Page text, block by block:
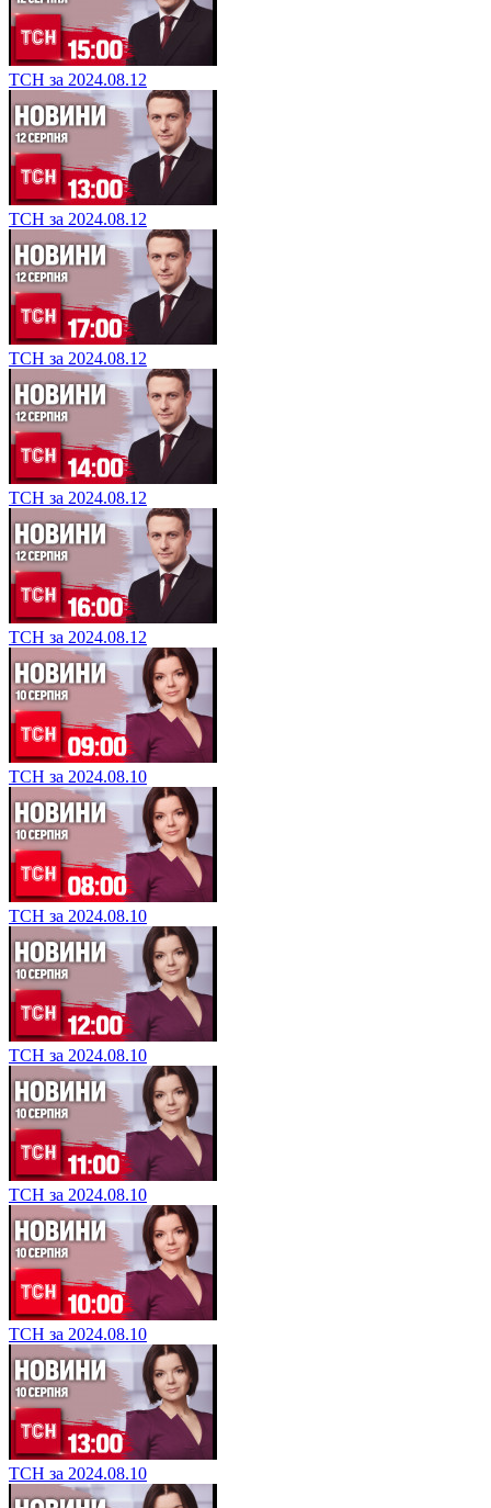
ТСН за 2024.08.12
ТСН за 2024.08.12
ТСН за 2024.08.12
ТСН за 2024.08.12
ТСН за 2024.08.12
ТСН за 2024.08.10
ТСН за 2024.08.10
ТСН за 2024.08.10
ТСН за 2024.08.10
ТСН за 2024.08.10
ТСН за 2024.08.10